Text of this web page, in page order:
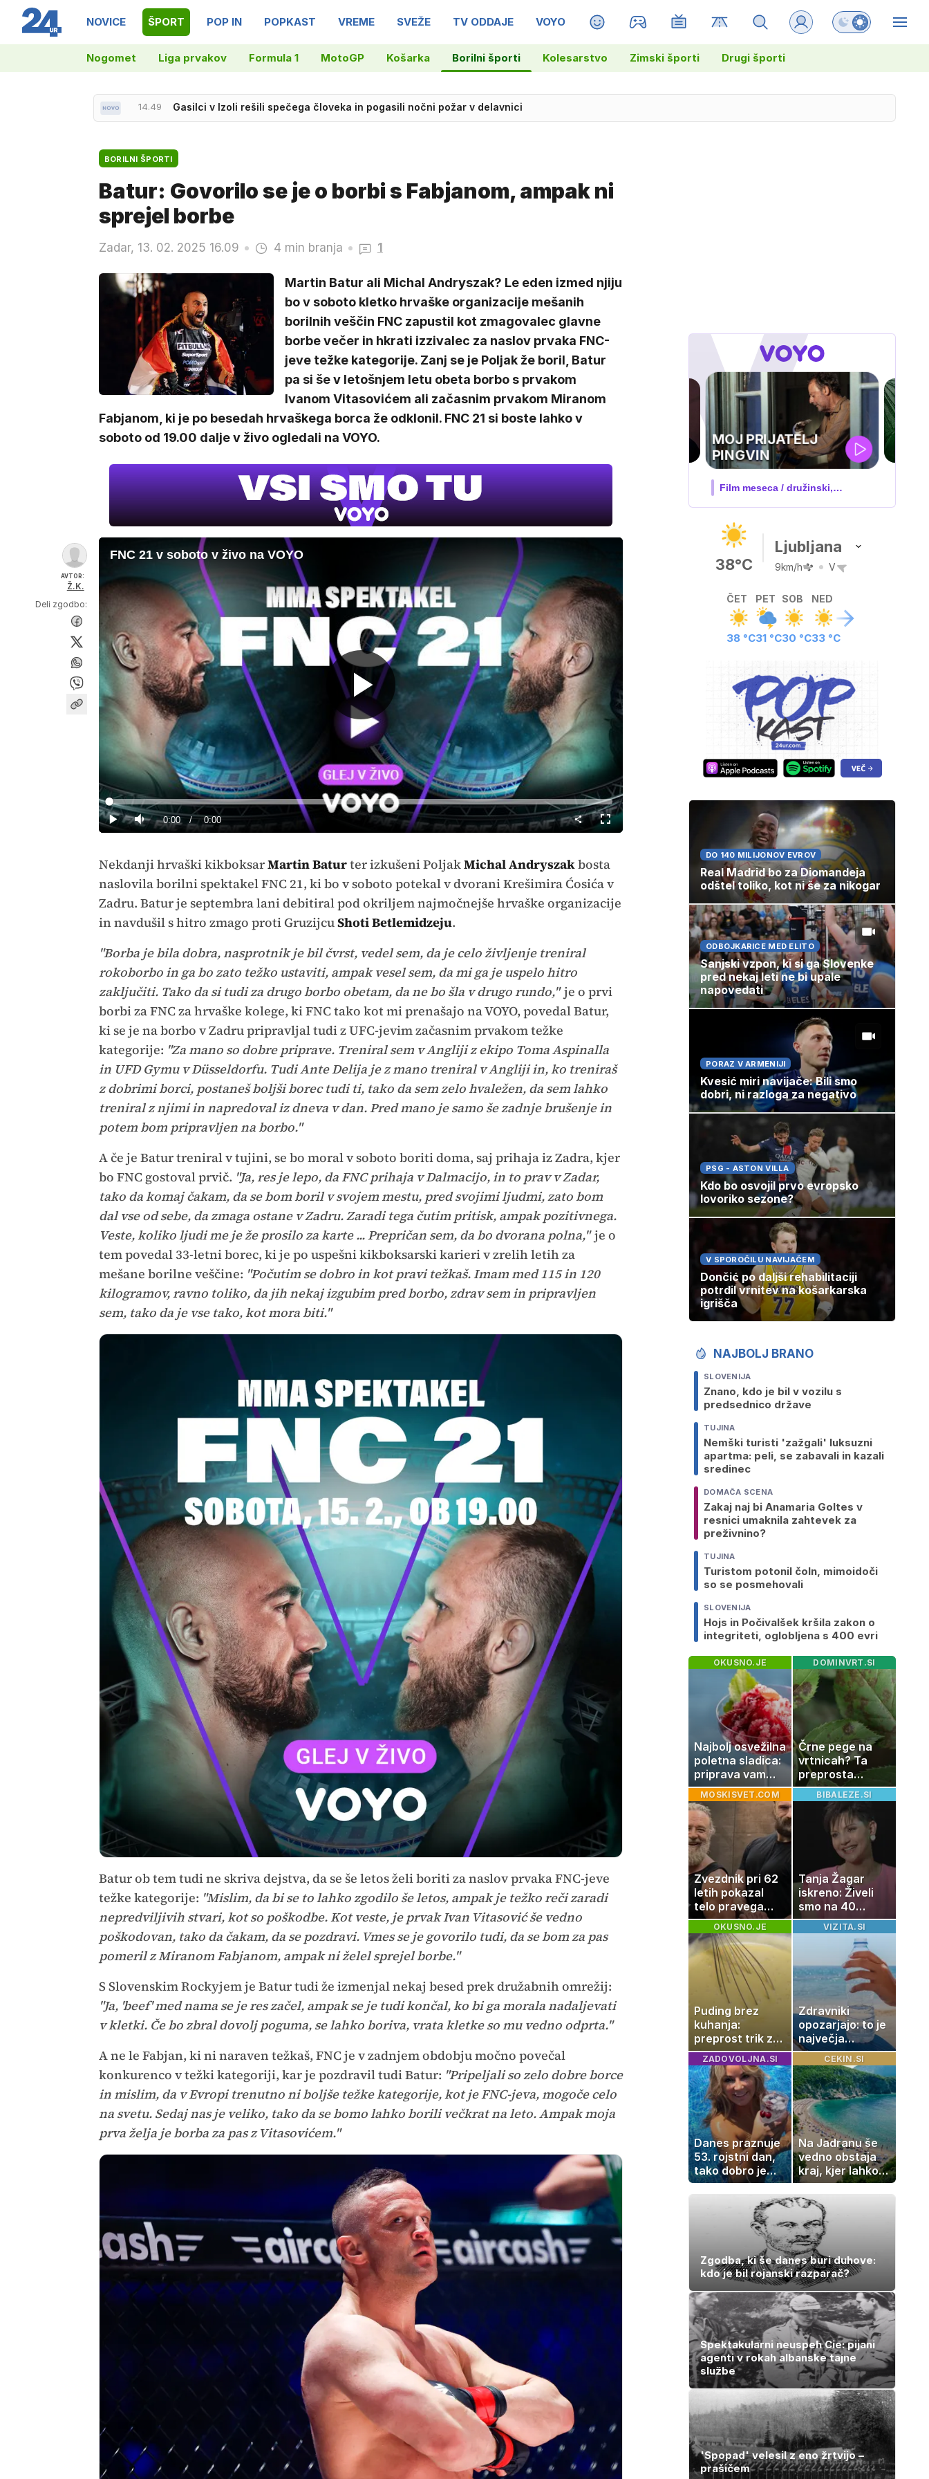
NOVICE ŠPORT POP IN POPKAST VREME SVEŽE TV ODDAJE VOYO MAGAZIN Preklopi barvni
Nogomet Liga prvakov Formula 1 MotoGP Košarka Borilni športi Kolesarstvo Zimski športi Drugi športi
BORILNI ŠPORTI
Batur: Govorilo se je o borbi s Fabjanom, ampak ni
sprejel borbe
Zadar, 13. 02. 2025 16.09 4 min branja 1
Martin Batur ali Michal Andryszak? Le eden izmed njiju
bo v soboto kletko hrvaške organizacije mešanih
borilnih veščin FNC zapustil kot zmagovalec glavne
borbe večer in hkrati izzivalec za naslov prvaka FNC-
jeve težke kategorije. Zanj se je Poljak že boril, Batur
pa si še v letošnjem letu obeta borbo s prvakom
Ivanom Vitasovićem ali začasnim prvakom Miranom
Fabjanom, ki je po besedah hrvaškega borca že odklonil. FNC 21 si boste lahko v
soboto od 19.00 dalje v živo ogledali na VOYO.
AVTOR:
Ž.K.
Deli zgodbo:
FNC 21 v soboto v živo na VOYO
Predvajaj
Predvajaj
Tiho Current
0:00 / Duration
0:00
Loaded:
0%
Celozaslonski
način
Nekdanji hrvaški kikboksarMartin Baturter izkušeni PoljakMichal Andryszakbosta
naslovila borilni spektakel FNC 21, ki bo v soboto potekal v dvorani Krešimira Ćosića v
Zadru. Batur je septembra lani debitiral pod okriljem najmočnejše hrvaške organizacije
in navdušil s hitro zmago proti GruzijcuShoti Betlemidzeju.
"Borba je bila dobra, nasprotnik je bil čvrst, vedel sem, da je celo življenje treniral
rokoborbo in ga bo zato težko ustaviti, ampak vesel sem, da mi ga je uspelo hitro
zaključiti. Tako da si tudi za drugo borbo obetam, da ne bo šla v drugo rundo,"je o prvi
borbi za FNC za hrvaške kolege, ki FNC tako kot mi prenašajo na VOYO, povedal Batur,
ki se je na borbo v Zadru pripravljal tudi z UFC-jevim začasnim prvakom težke
kategorije: "Za mano so dobre priprave. Treniral sem v Angliji z ekipo Toma Aspinalla
in UFD Gymu v Düsseldorfu. Tudi Ante Delija je z mano treniral v Angliji in, ko treniraš
z dobrimi borci, postaneš boljši borec tudi ti, tako da sem zelo hvaležen, da sem lahko
treniral z njimi in napredoval iz dneva v dan. Pred mano je samo še zadnje brušenje in
potem bom pripravljen na borbo."
A če je Batur treniral v tujini, se bo moral v soboto boriti doma, saj prihaja iz Zadra, kjer
bo FNC gostoval prvič. "Ja, res je lepo, da FNC prihaja v Dalmacijo, in to prav v Zadar,
tako da komaj čakam, da se bom boril v svojem mestu, pred svojimi ljudmi, zato bom
dal vse od sebe, da zmaga ostane v Zadru. Zaradi tega čutim pritisk, ampak pozitivnega.
Veste, koliko ljudi me je že prosilo za karte ... Prepričan sem, da bo dvorana polna,"je o
tem povedal 33-letni borec, ki je po uspešni kikboksarski karieri v zrelih letih za
mešane borilne veščine: "Počutim se dobro in kot pravi težkaš. Imam med 115 in 120
kilogramov, ravno toliko, da jih nekaj izgubim pred borbo, zdrav sem in pripravljen
sem, tako da je vse tako, kot mora biti."
Batur ob tem tudi ne skriva dejstva, da se še letos želi boriti za naslov prvaka FNC-jeve
težke kategorije: "Mislim, da bi se to lahko zgodilo še letos, ampak je težko reči zaradi
nepredviljivih stvari, kot so poškodbe. Kot veste, je prvak Ivan Vitasović še vedno
poškodovan, tako da čakam, da se pozdravi. Vmes se je govorilo tudi, da se bom za pas
pomeril z Miranom Fabjanom, ampak ni želel sprejel borbe."
S Slovenskim Rockyjem je Batur tudi že izmenjal nekaj besed prek družabnih omrežij:
"Ja, 'beef' med nama se je res začel, ampak se je tudi končal, ko bi ga morala nadaljevati
v kletki. Če bo zbral dovolj poguma, se lahko boriva, vrata kletke so mu vedno odprta."
A ne le Fabjan, ki ni naraven težkaš, FNC je v zadnjem obdobju močno povečal
konkurenco v težki kategoriji, kar je pozdravil tudi Batur: "Pripeljali so zelo dobre borce
in mislim, da v Evropi trenutno ni boljše težke kategorije, kot je FNC-jeva, mogoče celo
na svetu. Sedaj nas je veliko, tako da se bomo lahko borili večkrat na leto. Ampak moja
prva želja je borba za pas z Vitasovićem."
ZUFFA BOXING 10
V živo na VOYO: sobota ob
38°C
Ljubljana
9km/h V
ČET
38 °C
PET
31 °C
SOB
30 °C
NED
33 °C
DO 140 MILIJONOV EVROV
Real Madrid bo za Diomandeja
odštel toliko, kot ni še za nikogar
ODBOJKARICE MED ELITO
Sanjski vzpon, ki si ga Slovenke
pred nekaj leti ne bi upale
napovedati
PORAZ V ARMENIJI
Kvesić miri navijače: Bili smo
dobri, ni razloga za negativo
PSG - ASTON VILLA
Kdo bo osvojil prvo evropsko
lovoriko sezone?
V SPOROČILU NAVIJAČEM
Dončić po daljši rehabilitaciji
potrdil vrnitev na košarkarska
igrišča
NAJBOLJ BRANO
SLOVENIJA
Znano, kdo je bil v vozilu s
predsednico države
TUJINA
Nemški turisti 'zažgali' luksuzni
apartma: peli, se zabavali in kazali
sredinec
DOMAČA SCENA
Zakaj naj bi Anamaria Goltes v
resnici umaknila zahtevek za
preživnino?
TUJINA
Turistom potonil čoln, mimoidoči
so se posmehovali
SLOVENIJA
Hojs in Počivalšek kršila zakon o
integriteti, oglobljena s 400 evri
OKUSNO.JE
Najbolj osvežilna
poletna sladica:
priprava vam
vzame le 10
minut
DOMINVRT.SI
Črne pege na
vrtnicah? Ta
preprosta
sestavina
pomaga
preprečiti
težavo
MOSKISVET.COM
Zvezdnik pri 62
letih pokazal
telo pravega
gladiatorja
BIBALEZE.SI
Tanja Žagar
iskreno: Živeli
smo na 40
kvadratih, a
imela sem vse,
potrebuje
OKUSNO.JE
Puding brez
kuhanja:
preprost trik za
pripravo v le
nekaj minutah
VIZITA.SI
Zdravniki
opozarjajo: to je
največja
napaka, ki jo
ljudje delajo med
vročino
ZADOVOLJNA.SI
Danes praznuje
53. rojstni dan,
tako dobro je
videti znana
Slovenka
CEKIN.SI
Na Jadranu še
vedno obstaja
kraj, kjer lahko
dopustujete
poceni:
nastanitev že od
10 evrov, kosilo
za pet evrov
Zgodba, ki še danes buri duhove:
kdo je bil rojanski razparač?
Spektakularni neuspeh Cie: pijani
agenti v rokah albanske tajne
službe
'Spopad' velesil z eno žrtvijo –
prašičem